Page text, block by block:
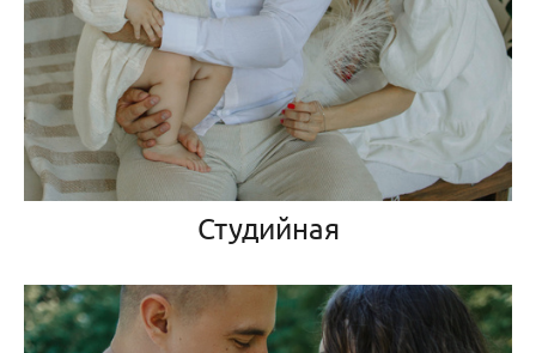
Студийная